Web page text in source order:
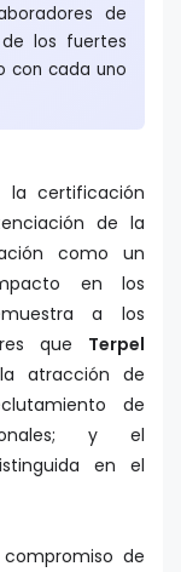
de
los fuertes
con cada uno
la certificación
de la
como un
en los
a los
que Terpel
atracción de
de
y el
en el
de